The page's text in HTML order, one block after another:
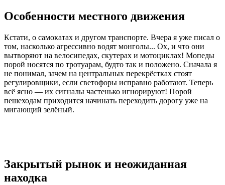
Особенности местного движения
Кстати, о самокатах и другом транспорте. Вчера я уже писал о
том, насколько агрессивно водят монголы... Ох, и что они
вытворяют на велосипедах, скутерах и мотоциклах! Мопеды
порой носятся по тротуарам, будто так и положено. Сначала я
не понимал, зачем на центральных перекрёстках стоят
регулировщики, если светофоры исправно работают. Теперь
всё ясно — их сигналы частенько игнорируют! Порой
пешеходам приходится начинать переходить дорогу уже на
мигающий зелёный.
Закрытый рынок и неожиданная
находка